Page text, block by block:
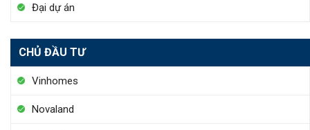
Đại dự án
CHỦ ĐẦU TƯ
Vinhomes
Novaland